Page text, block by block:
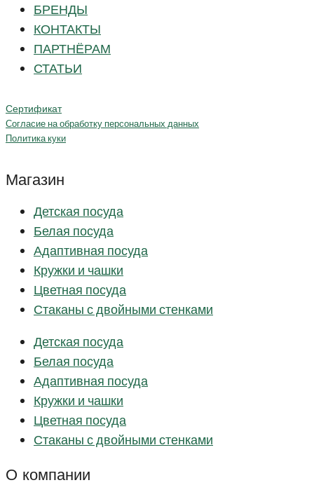
БРЕНДЫ
КОНТАКТЫ
ПАРТНЁРАМ
СТАТЬИ
Сертификат
Согласие на обработку персональных данных
Политика куки
Магазин
Детская посуда
Белая посуда
Адаптивная посуда
Кружки и чашки
Цветная посуда
Стаканы с двойными стенками
Детская посуда
Белая посуда
Адаптивная посуда
Кружки и чашки
Цветная посуда
Стаканы с двойными стенками
О компании